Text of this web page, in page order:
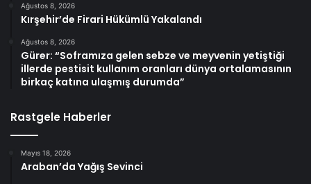
Ağustos 8, 2026
Kırşehir’de Firari Hükümlü Yakalandı
Ağustos 8, 2026
Gürer: “Soframıza gelen sebze ve meyvenin yetiştiği
illerde pestisit kullanım oranları dünya ortalamasının
birkaç katına ulaşmış durumda”
Rastgele Haberler
Mayıs 18, 2026
Araban’da Yağış Sevinci